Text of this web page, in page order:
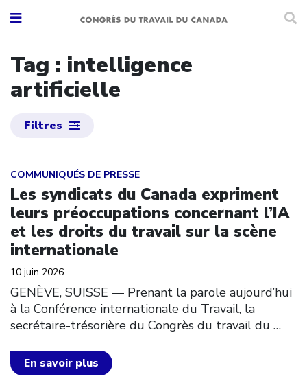
Tag : intelligence
artificielle
Filtres
COMMUNIQUÉS DE PRESSE
Les syndicats du Canada expriment
leurs préoccupations concernant l’IA
et les droits du travail sur la scène
internationale
10 juin 2026
GENÈVE, SUISSE — Prenant la parole aujourd’hui
à la Conférence internationale du Travail, la
secrétaire-trésorière du Congrès du travail du …
En savoir plus
Click to open the link